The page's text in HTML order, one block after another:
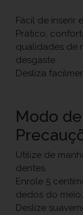
Fácil de inserir
Prático,
qualidades de
desgaste
Desliza
Modo
Utilize de
dentes.
Enrole 5
dedos do meio.
Deslize